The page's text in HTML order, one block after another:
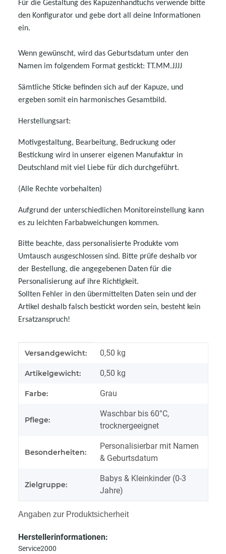
Für die Gestaltung des Kapuzenhandtuchs verwende bitte
den Konfigurator und gebe dort all deine Informationen
ein.
Wenn gewünscht, wird das Geburtsdatum unter den
Namen im folgendem Format gestickt: TT.MM.JJJJ
Sämtliche Sticke befinden sich auf der Kapuze, und
ergeben somit ein harmonisches Gesamtbild.
Herstellungsart:
Motivgestaltung, Bearbeitung, Bedruckung oder
Bestickung wird in unserer eigenen Manufaktur in
Deutschland mit viel Liebe für dich durchgeführt.
(Alle Rechte vorbehalten)
Aufgrund der unterschiedlichen Monitoreinstellung kann
es zu leichten Farbabweichungen kommen.
Bitte beachte, dass personalisierte Produkte vom
Umtausch ausgeschlossen sind. Bitte prüfe deshalb vor
der Bestellung, die angegebenen Daten für die
Personalisierung auf ihre Richtigkeit.
Sollten Fehler in den übermittelten Daten sein und der
Artikel deshalb falsch bestickt worden sein, besteht kein
Ersatzanspruch!
Produkteigenschaft
Wert
Versandgewicht: 0,50 kg
Artikelgewicht: 0,50 kg
Farbe: Grau
Pflege:
Waschbar bis 60°C,
trocknergeeignet
Besonderheiten:
Personalisierbar mit Namen
& Geburtsdatum
Zielgruppe:
Babys & Kleinkinder (0-3
Jahre)
Angaben zur Produktsicherheit
Herstellerinformationen:
Service2000